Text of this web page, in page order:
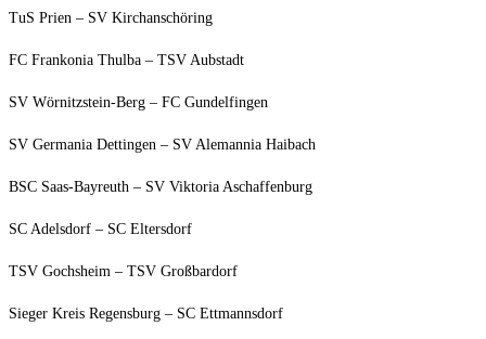
TuS Prien – SV Kirchanschöring
FC Fran­ko­nia Thul­ba – TSV Aubstadt
SV Wör­nitz­stein-Berg – FC Gundelfingen
SV Ger­ma­nia Det­tin­gen – SV Ale­man­nia Haibach
BSC Saas-Bay­reuth – SV Vik­to­ria Aschaffenburg
SC Adels­dorf – SC Eltersdorf
TSV Gochs­heim – TSV Großbardorf
Sie­ger Kreis Regens­burg – SC Ettmannsdorf